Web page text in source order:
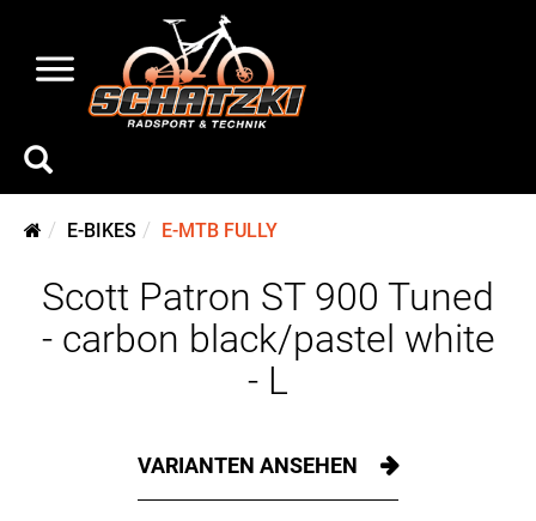
E-BIKES E-MTB FULLY
Scott Patron ST 900 Tuned
- carbon black/pastel white
- L
VARIANTEN ANSEHEN